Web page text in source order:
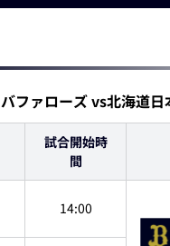
ファローズ vs北海道
試合開始時
間
14:00